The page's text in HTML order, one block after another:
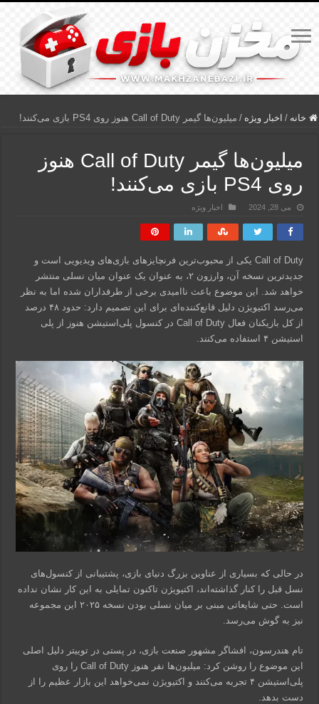
خانه / اخبار ویژه / میلیون‌ها گیمر Call of Duty هنوز روی PS4 بازی می‌کنند!
میلیون‌ها گیمر Call of Duty هنوز
روی PS4 بازی می‌کنند!
می 28, 2024 اخبار ویژه
Call of Duty یکی از محبوب‌ترین فرنچایزهای بازی‌های ویدیویی است و
جدیدترین نسخه آن، وارزون ۲، به عنوان یک عنوان میان نسلی منتشر
خواهد شد. این موضوع باعث ناامیدی برخی از طرفداران شده اما به نظر
می‌رسد اکتیویژن دلیل قانع‌کننده‌ای برای این تصمیم دارد: حدود ۴۸ درصد
از کل بازیکنان فعال Call of Duty در کنسول پلی‌استیشن هنوز از پلی‌
استیشن ۴ استفاده می‌کنند.
در حالی که بسیاری از عناوین بزرگ دنیای بازی، پشتیبانی از کنسول‌های
نسل قبل را کنار گذاشته‌اند، اکتیویژن تاکنون تمایلی به این کار نشان نداده
است. حتی شایعاتی مبنی بر میان نسلی بودن نسخه ۲۰۲۵ این مجموعه
نیز به گوش می‌رسد.
تام هندرسون، افشاگر مشهور صنعت بازی، در پستی در توییتر دلیل اصلی
این موضوع را روشن کرد: میلیون‌ها نفر هنوز Call of Duty را روی
پلی‌استیشن ۴ تجربه می‌کنند و اکتیویژن نمی‌خواهد این بازار عظیم را از
دست بدهد.